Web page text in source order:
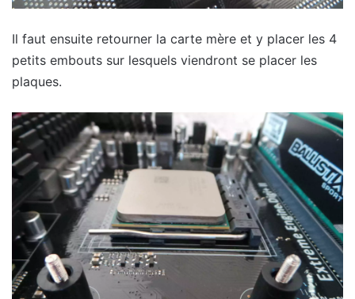
Il faut ensuite retourner la carte mère et y placer les 4
petits embouts sur lesquels viendront se placer les
plaques.